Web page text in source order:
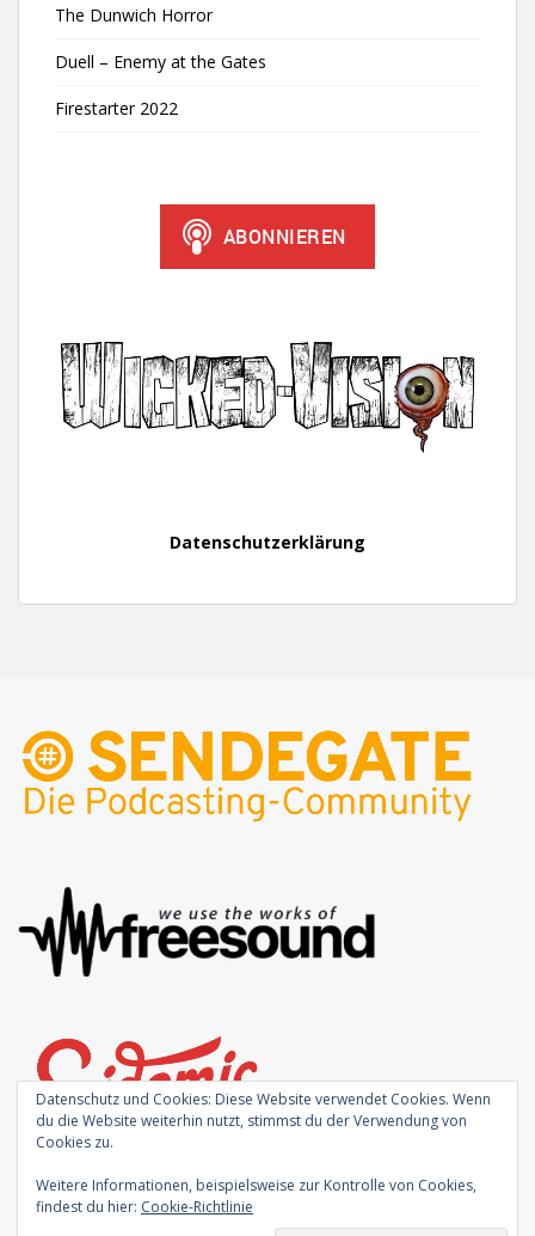
The Dunwich Horror
Duell – Enemy at the Gates
Firestarter 2022
Datenschutzerklärung
Datenschutz und Cookies: Diese Website verwendet Cookies. Wenn
du die Website weiterhin nutzt, stimmst du der Verwendung von
Cookies zu.
Weitere Informationen, beispielsweise zur Kontrolle von Cookies,
findest du hier: Cookie-Richtlinie